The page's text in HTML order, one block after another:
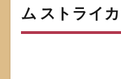
ム ストライ